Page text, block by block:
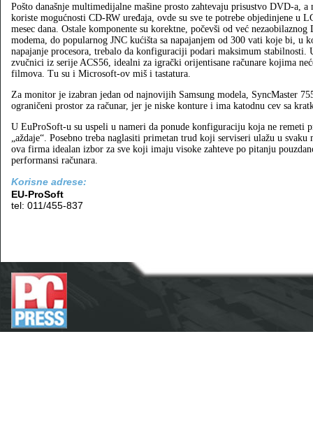
Pošto današnje multimedijalne mašine prosto zahtevaju prisustvo DVD-a,
koriste mogućnosti CD-RW uređaja, ovde su sve te potrebe objedinjene u
mesec dana. Ostale komponente su korektne, počevši od već
modema, do popularnog JNC kućišta sa napajanjem od 300 vati koje bi, u
napajanje procesora, trebalo da konfiguraciji podari maksimum stabilnosti.
zvučnici iz serije ACS56, idealni za igrački orijentisane računare kojima
filmova. Tu su i Microsoft-ov miš i tastatura.
Za monitor je izabran jedan od najnovijih Samsung modela, SyncMaster
ograničeni prostor za računar, jer je niske konture i ima katodnu cev sa
U EuProSoft-u su uspeli u nameri da ponude konfiguraciju koja ne remeti
„aždaje“. Posebno treba naglasiti primetan trud koji serviseri ulažu u
ova firma idealan izbor za sve koji imaju visoke zahteve po pitanju
performansi računara.
Korisne adrese:
EU-ProSoft
tel: 011/455-837